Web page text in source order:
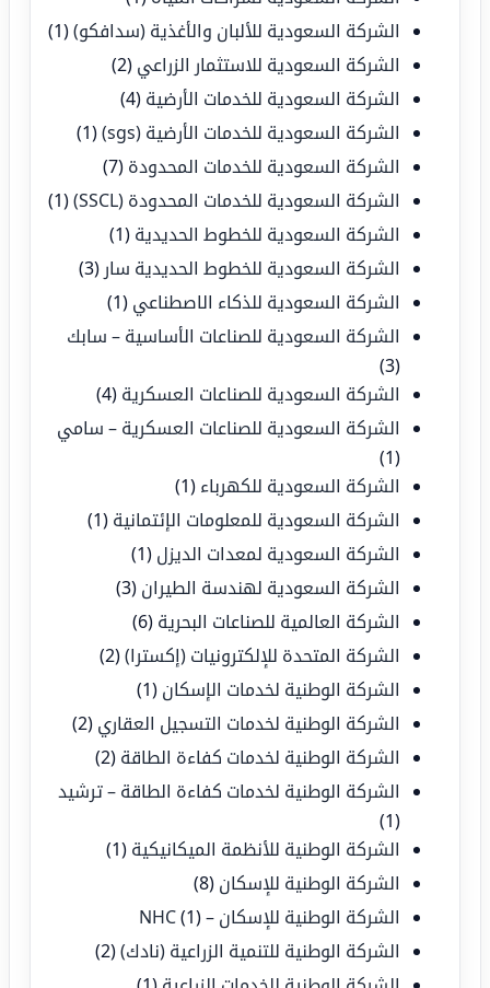
الشركة السعودية للألبان والأغذية (سدافكو)(1)
الشركة السعودية للاستثمار الزراعي (2)
الشركة السعودية للخدمات الأرضية (4)
الشركة السعودية للخدمات الأرضية (sgs)
(1)
الشركة السعودية للخدمات المحدودة (7)
الشركة السعودية للخدمات المحدودة (SSCL)
(1)
الشركة السعودية للخطوط الحديدية (1)
الشركة السعودية للخطوط الحديدية سار (3)
الشركة السعودية للذكاء الاصطناعي (1)
الشركة السعودية للصناعات الأساسية – سابك
(3)
الشركة السعودية للصناعات العسكرية (4)
الشركة السعودية للصناعات العسكرية – سامي
(1)
الشركة السعودية للكهرباء (1)
الشركة السعودية للمعلومات الإئتمانية (1)
الشركة السعودية لمعدات الديزل (1)
الشركة السعودية لهندسة الطيران (3)
الشركة العالمية للصناعات البحرية (6)
الشركة المتحدة للإلكترونيات (إكسترا)(2)
الشركة الوطنية لخدمات الإسكان (1)
الشركة الوطنية لخدمات التسجيل العقاري (2)
الشركة الوطنية لخدمات كفاءة الطاقة (2)
الشركة الوطنية لخدمات كفاءة الطاقة – ترشيد
(1)
الشركة الوطنية للأنظمة الميكانيكية (1)
الشركة الوطنية للإسكان (8)
الشركة الوطنية للإسكان – NHC(1)
الشركة الوطنية للتنمية الزراعية (نادك)(2)